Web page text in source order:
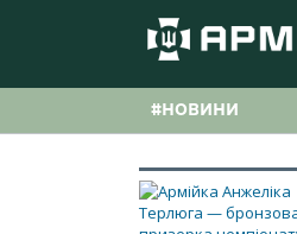
#НОВИНИ